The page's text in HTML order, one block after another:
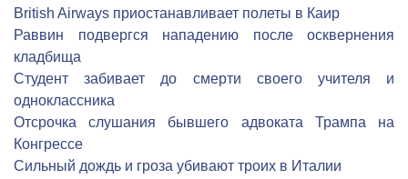
British Airways приостанавливает полеты в Каир
Раввин подвергся нападению после осквернения
кладбища
Студент забивает до смерти своего учителя и
одноклассника
Отсрочка слушания бывшего адвоката Трампа на
Конгрессе
Сильный дождь и гроза убивают троих в Италии